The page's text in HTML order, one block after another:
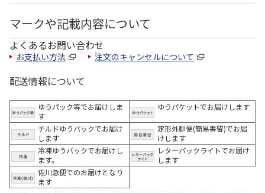
マークや記載内容について
よくあるお問い合わせ
お支払い方法 注文のキャンセルについて
配送情報について
ゆうパック等でお届けしま
す
ゆうパケットでお届けします
チルドゆうパックでお届け
します
定形外郵便(簡易書留)でお届
けします
冷凍ゆうパックでお届けし
ます。
レターパックライトでお届け
します
佐川急便でのお届けとなり
ます